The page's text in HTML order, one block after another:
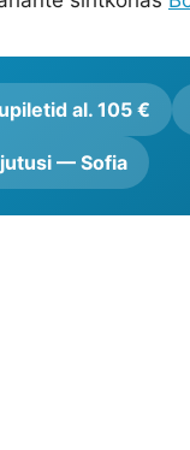
al. 105 €
— Sofia